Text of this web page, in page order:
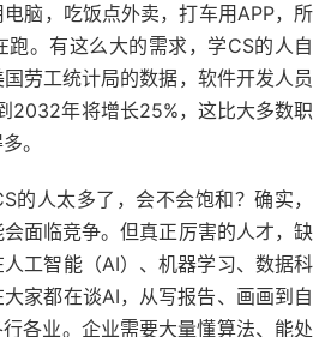
脑，吃饭点外卖，打车用APP，所
。有这么大的需求，学CS的人自
劳工统计局的数据，软件开发人员
2032年将增长25%，这比大多数职
。
的人太多了，会不会饱和？确实，
面临竞争。但真正厉害的人才，缺
工智能（AI）、机器学习、数据科
家都在谈AI，从写报告、画画到自
各业。企业需要大量懂算法、能处